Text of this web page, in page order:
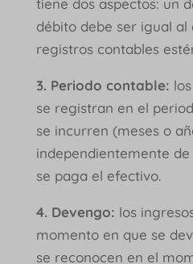
tiene dos aspectos: un
débito debe ser igual
registros contables
3. Periodo contable:
se registran en el
se incurren (meses o
independientemente
se paga el efectivo.
4. Devengo: los
momento en que se
se reconocen en el